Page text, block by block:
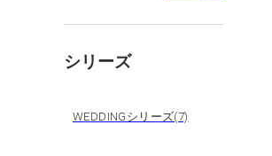
シリーズ
WEDDINGシリーズ(7)